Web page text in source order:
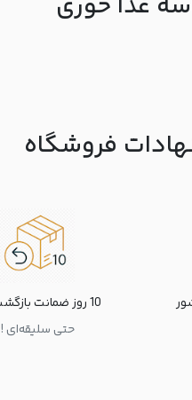
فروشگاه
10 روز ضمانت بازگشت کالا
حتی سلیقه‌ای !